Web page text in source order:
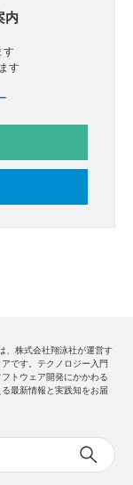
内
す
す
、株式会社翔泳社が運営す
です。テクノロジー入門
トウェア開発にかかわる
最新情報と実践知をお届